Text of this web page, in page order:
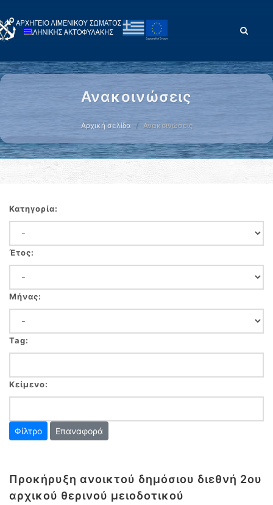
Ανακοινώσεις
Αρχική σελίδα Ανακοινώσεις
Κατηγορία:
Έτος:
Μήνας:
Tag:
Κείμενο:
Επαναφορά
Προκήρυξη ανοικτού δημόσιου διεθνή 2ου
αρχικού θερινού μειοδοτικού